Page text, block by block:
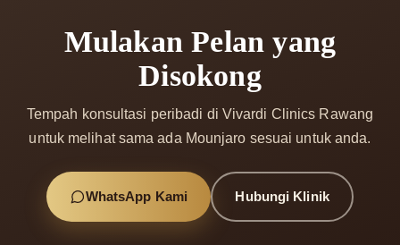
Mulakan Pelan yang
Disokong
Tempah konsultasi peribadi di Vivardi Clinics Rawang
untuk melihat sama ada Mounjaro sesuai untuk anda.
WhatsApp Kami Hubungi Klinik